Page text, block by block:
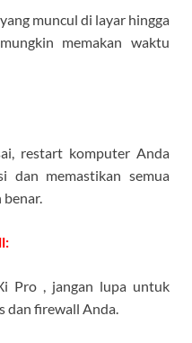
muncul di layar hingga
memakan waktu
restart komputer Anda
dan memastikan semua
Pro , jangan lupa untuk
dan firewall Anda.